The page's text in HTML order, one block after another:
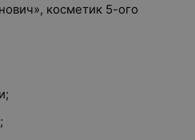
косметик 5-ого